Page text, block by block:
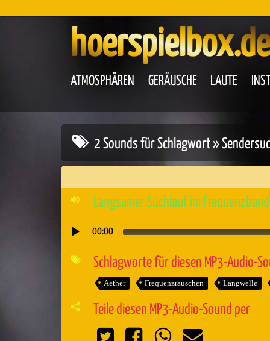
hoerspielbox.de
ATMOSPHÄREN GERÄUSCHE LAUTE
2 Sounds für Schlagwort »
Langsamer Suchlauf im
Audio-
Player
00:00
Schlagworte für diesen MP3-Audio-
Aether Frequenzrauschen Langwelle
Teile diesen MP3-Audio-Sound per